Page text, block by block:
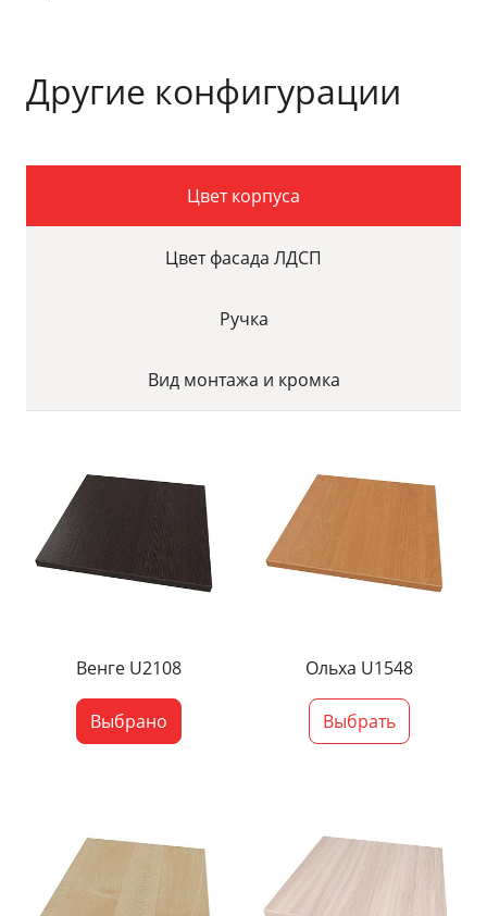
Другие конфигурации
Цвет корпуса
Цвет фасада ЛДСП
Ручка
Вид монтажа и кромка
Венге U2108
Выбрано
Ольха U1548
Выбрать